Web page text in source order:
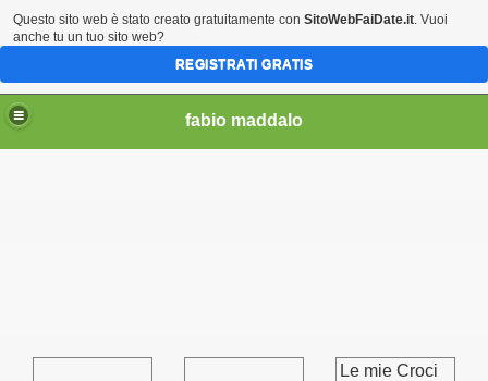
fabio maddalo
Le mie Croci
Questo sito web è stato creato gratuitamente con SitoWebFaiDate.it. Vuoi
anche tu un tuo sito web?
REGISTRATI GRATIS